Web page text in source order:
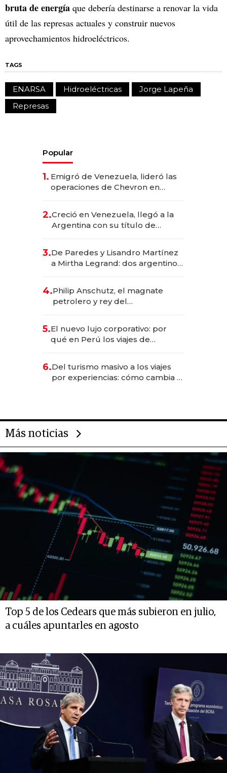
bruta de energía que debería destinarse a renovar la vida
útil de las represas actuales y construir nuevos
aprovechamientos hidroeléctricos.
TAGS
ENARSA Hidroeléctricas
Jorge Lapeña
Represas
Popular
1. Emigró de Venezuela, lideró las
operaciones de Chevron en
2.Creció en Venezuela, llegó a la
Argentina con su título de
las marcas "fast premium"
3.De Paredes y Lisandro Martínez
a Mirtha Legrand: dos argentinos
4.Philip Anschutz, el magnate
petrolero y rey del
Fénix
5.El nuevo lujo corporativo: por
qué en Perú los viajes de
transformadoras
6.Del turismo masivo a los viajes
por experiencias: cómo cambia el
Más noticias
Top 5 de los Cedears que más subieron en julio,
a cuáles apuntarles en agosto